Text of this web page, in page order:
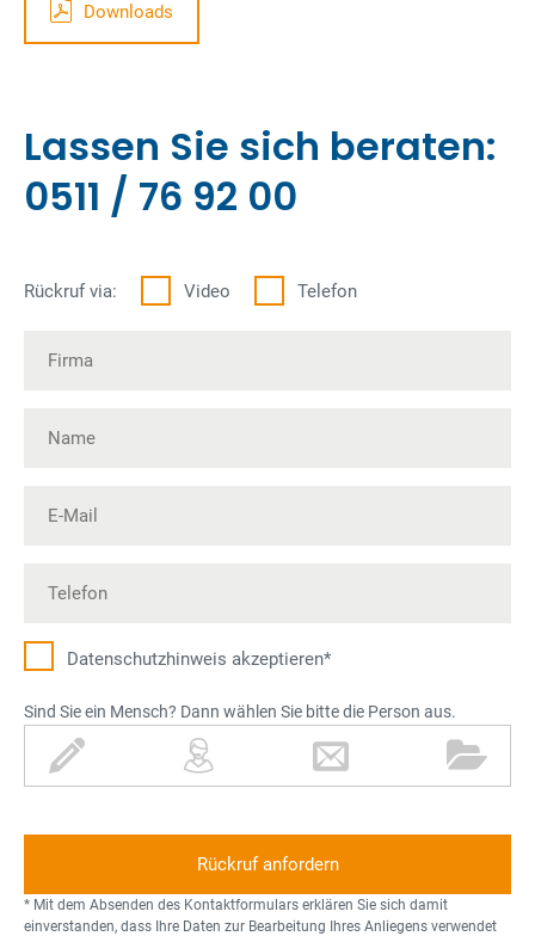
Downloads
Lassen Sie sich beraten:
0511 / 76 92 00
Rückruf via: Video Telefon
Datenschutz­hinweis akzeptieren*
Sind Sie ein Mensch? Dann wählen Sie bitte die Person aus.
S
t
f
e
s
o
n
B
r
e
O
r
n
r
* Mit dem Absenden des Kontaktformulars erklären Sie sich damit
einverstanden, dass Ihre Daten zur Bearbeitung Ihres Anliegens verwendet